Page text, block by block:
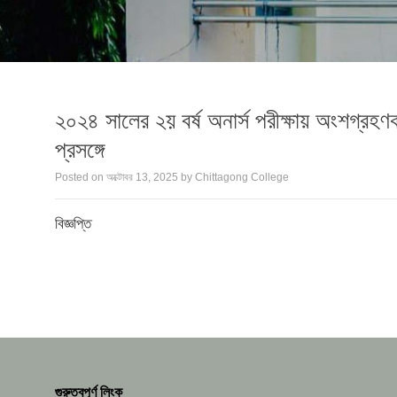
২০২৪ সালের ২য় বর্ষ অনার্স পরীক্ষায়
প্রসঙ্গে
Posted on অক্টোবর 13, 2025 by Chittagong College
বিজ্ঞপ্তি
গুরুত্বপূর্ণ লিংক